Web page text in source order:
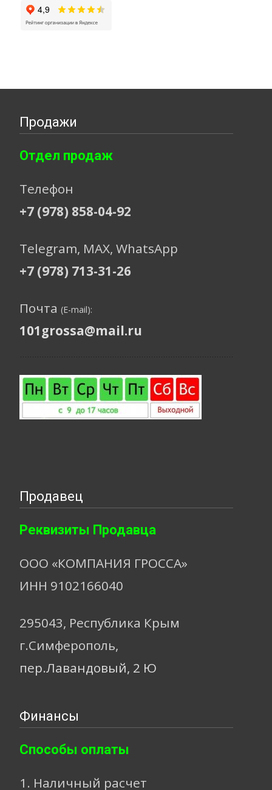
Продажи
Отдел продаж
Телефон
+7 (978) 858-04-92
Telegram, МАХ, WhatsApp
+7 (978) 713-31-26
Почта (E-mail):
101grossa@mail.ru
Продавец
Реквизиты Продавца
ООО «КОМПАНИЯ ГРОССА»
ИНН 9102166040
295043, Республика Крым
г.Симферополь,
пер.Лавандовый, 2 Ю
Финансы
Способы оплаты
1. Наличный расчет